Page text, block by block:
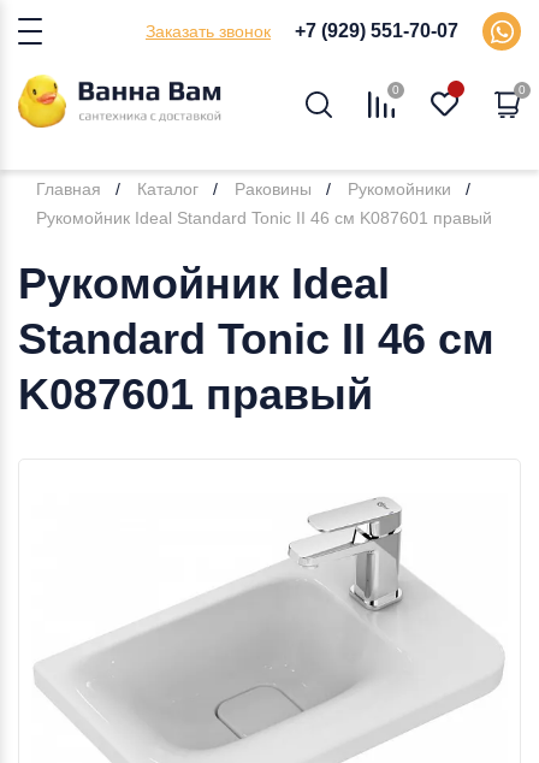
Заказать звонок +7 (929) 551-70-07
0 0
Главная Каталог Раковины
Рукомойники
Рукомойник Ideal Standard Tonic II 46 см K087601 правый
Рукомойник Ideal
Standard Tonic II 46 см
K087601 правый